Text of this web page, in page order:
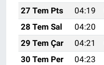
27 Tem Pts
04:19
28 Tem Sal
04:20
29 Tem Çar
04:21
30 Tem Per
04:23